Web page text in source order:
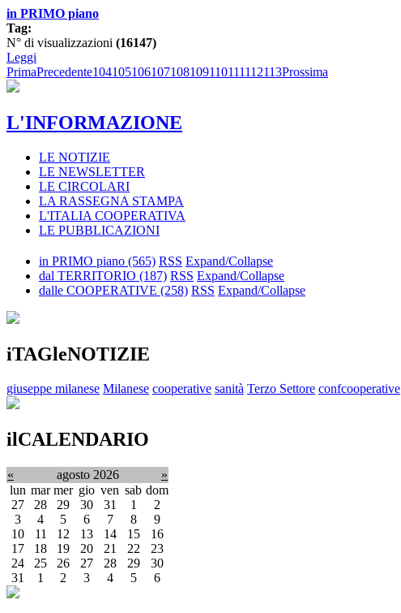
in PRIMO piano
Tag:
N° di visualizzazioni (16147)
Leggi
PrimaPrecedente104105106107108109110111112113Prossima
L'INFORMAZIONE
LE NOTIZIE
LE NEWSLETTER
LE CIRCOLARI
LA RASSEGNA STAMPA
L'ITALIA COOPERATIVA
LE PUBBLICAZIONI
in PRIMO piano (565) RSS Expand/Collapse
dal TERRITORIO (187) RSS Expand/Collapse
dalle COOPERATIVE (258) RSS Expand/Collapse
iTAGleNOTIZIE
giuseppe milanese Milanese cooperative sanità Terzo Settore confcooperative
ilCALENDARIO
« agosto 2026
»
lun mar mer gio ven sab dom
27
28 29 30 31 1
2
3
4 5 6 7 8
9
10
11 12 13 14 15
16
17
18 19 20 21 22
23
24
25 26 27 28 29
30
31
1 2 3 4 5 6